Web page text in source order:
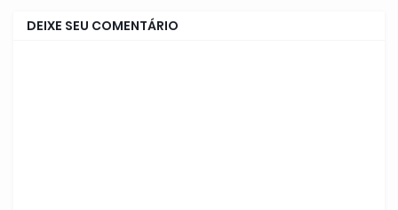
DEIXE SEU COMENTÁRIO